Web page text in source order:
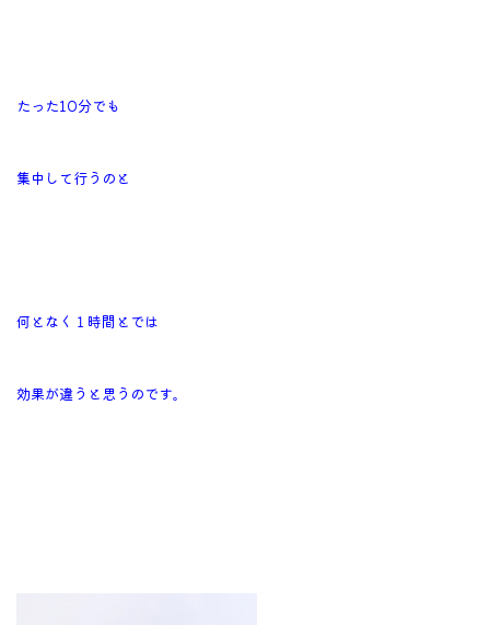
たった10分でも
集中して行うのと
何となく１時間とでは
効果が違うと思うのです。